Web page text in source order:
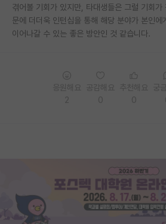
겪어볼 기회가 있지만, 타대생들은 그럴 기회가
문에 더더욱 인턴십을 통해 해당 분야가 본인에
이어나갈 수 있는 좋은 방안인 것 같습니다.